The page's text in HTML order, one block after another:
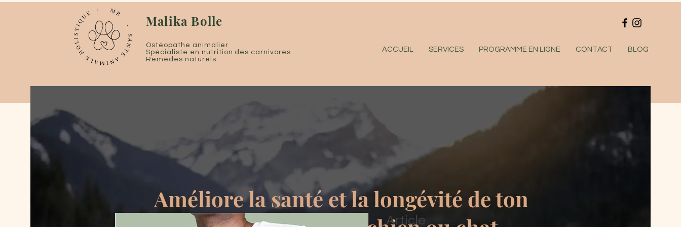
Malika Bolle
Ostéopathe animalier
Spécialiste en nutrition des carnivores
Remèdes naturels
ACCUEIL SERVICES PROGRAMME EN LIGNE CONTACT BLOG
Améliore la santé et la longévité de ton
Article